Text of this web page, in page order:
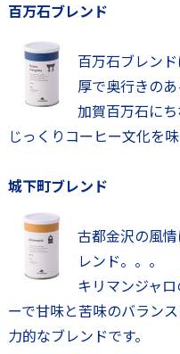
百万石ブレンド
百万石ブレン
厚で奥行きのあ
加賀百万石にち
じっくりコーヒー文化を
城下町ブレンド
古都金沢の風
レンド。。。
キリマンジャ
ーで甘味と苦味のバラン
力的なブレンドです。